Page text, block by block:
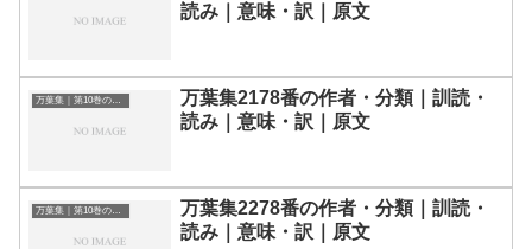
読み｜意味・訳｜原文
万葉集｜第10巻の和歌一覧
万葉集2178番の作者・分類｜訓読・
読み｜意味・訳｜原文
万葉集｜第10巻の和歌一覧
万葉集2278番の作者・分類｜訓読・
読み｜意味・訳｜原文